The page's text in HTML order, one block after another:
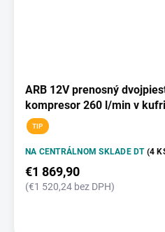
ARB 12V prenosný
kompresor 260 l/min v kufri
TIP
NA CENTRÁLNOM SKLADE DT (4
€1 869,90
(€1 520,24 bez DPH)